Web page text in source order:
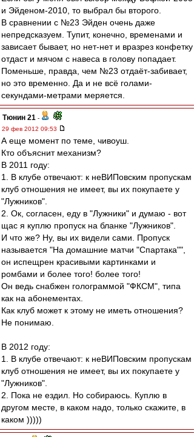
и Эйденом-2010, то выбрал бы второго.
В сравнении с №23 Эйден очень даже
непредсказуем. Тупит, конечно, временами и
зависает бывает, но нет-нет и вразрез конфетку
отдаст и мячом с навеса в голову попадает.
Поменьше, правда, чем №23 отдаёт-забивает,
но это временно. Да и не всё голами-
секундами-метрами меряется.
Тюнин 21 -
29 фев 2012 09:53
А еще момент по теме, чивоуш.
Кто объяснит механизм?
В 2011 году:
1. В клубе отвечают: к неВИПовским пропускам
клуб отношения не имеет, вы их покупаете у
"Лужников".
2. Ок, согласен, еду в "Лужники" и думаю - вот
щас я куплю пропуск на бланке "Лужников".
И что же? Ну, вы их видели сами. Пропуск
называется "На домашние матчи "Спартака"",
он испещрен красивыми картинками и
ромбами и более того! более того!
Он ведь снабжен голограммой "ФКСМ", типа
как на абонементах.
Как клуб может к этому не иметь отношения?
Не понимаю.
В 2012 году:
1. В клубе отвечают: к неВИПовским пропускам
клуб отношения не имеет, вы их покупаете у
"Лужников".
2. Пока не ездил. Но собираюсь. Куплю в
другом месте, в каком надо, только скажите, в
каком )))))